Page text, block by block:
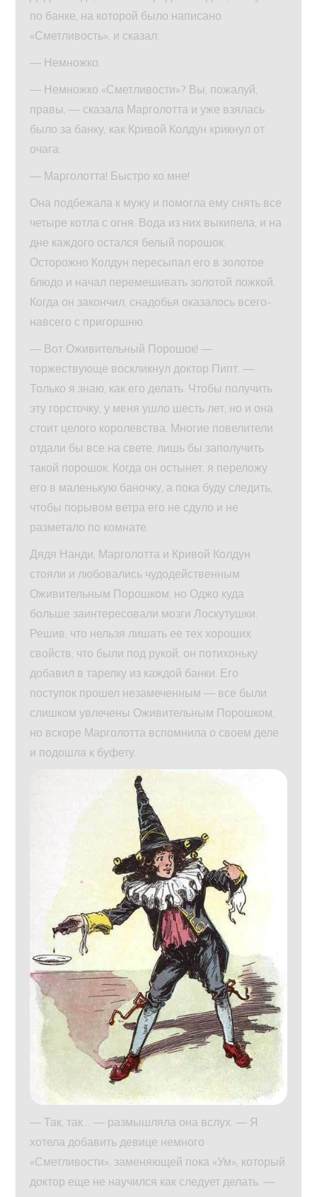
по банке, на которой было написано
«Сметливость», и сказал:
— Немножко.
— Немножко «Сметливости»? Вы, пожалуй,
правы, — сказала Марголотта и уже взялась
было за банку, как Кривой Колдун крикнул от
очага:
— Марголотта! Быстро ко мне!
Она подбежала к мужу и помогла ему снять все
четыре котла с огня. Вода из них выкипела, и на
дне каждого остался белый порошок.
Осторожно Колдун пересыпал его в золотое
блюдо и начал перемешивать золотой ложкой.
Когда он закончил, снадобья оказалось всего-
навсего с пригоршню.
— Вот Оживительный Порошок! —
торжествующе воскликнул доктор Пипт. —
Только я знаю, как его делать. Чтобы получить
эту горсточку, у меня ушло шесть лет, но и она
стоит целого королевства. Многие повелители
отдали бы все на свете, лишь бы заполучить
такой порошок. Когда он остынет, я переложу
его в маленькую баночку, а пока буду следить,
чтобы порывом ветра его не сдуло и не
разметало по комнате.
Дядя Нанди, Марголотта и Кривой Колдун
стояли и любовались чудодейственным
Оживительным Порошком, но Оджо куда
больше заинтересовали мозги Лоскутушки.
Решив, что нельзя лишать ее тех хороших
свойств, что были под рукой, он потихоньку
добавил в тарелку из каждой банки. Его
поступок прошел незамеченным — все были
слишком увлечены Оживительным Порошком,
но вскоре Марголотта вспомнила о своем деле
и подошла к буфету.
— Так, так… — размышляла она вслух. — Я
хотела добавить девице немного
«Сметливости», заменяющей пока «Ум», который
доктор еще не научился как следует делать. —